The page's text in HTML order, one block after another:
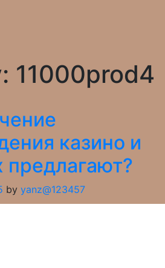
11000prod4
казино и
предлагают?
by yanz@123457